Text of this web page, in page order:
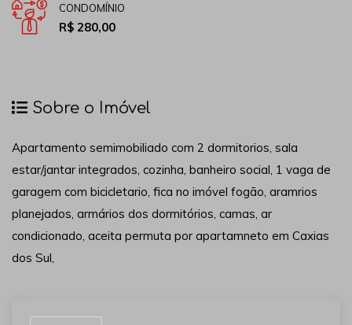
CONDOMÍNIO
R$ 280,00
Sobre o Imóvel
Apartamento semimobiliado com 2 dormitorios, sala
estar/jantar integrados, cozinha, banheiro social, 1 vaga de
garagem com bicicletario, fica no imóvel fogão, aramrios
planejados, armários dos dormitórios, camas, ar
condicionado, aceita permuta por apartamneto em Caxias
dos Sul,